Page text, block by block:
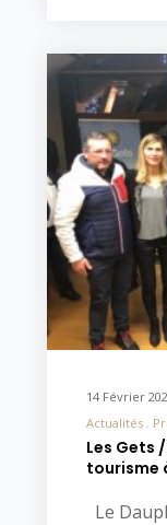
14 Février
Actualités
Les Gets
tourisme
Le